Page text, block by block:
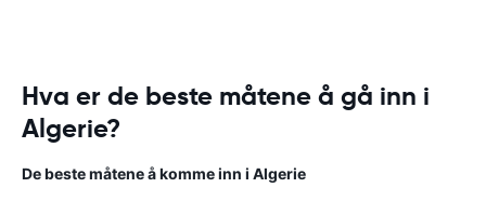
Hva er de beste måtene å gå inn i
Algerie?
De beste måtene å komme inn i Algerie